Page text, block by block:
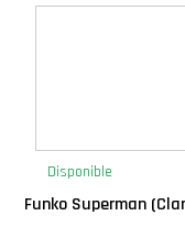
Plush
Disponible
Funko Superman